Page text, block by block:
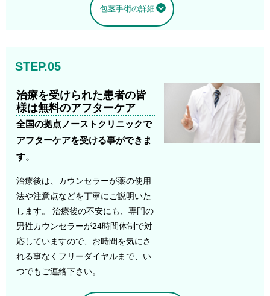
包茎手術の詳細
STEP.05
治療を受けられた患者の皆
様は無料のアフターケア
全国の拠点ノーストクリニックで
アフターケアを受ける事ができま
す。
治療後は、カウンセラーが薬の使用
法や注意点などを丁寧にご説明いた
します。 治療後の不安にも、専門の
男性カウンセラーが24時間体制で対
応していますので、お時間を気にさ
れる事なくフリーダイヤルまで、い
つでもご連絡下さい。